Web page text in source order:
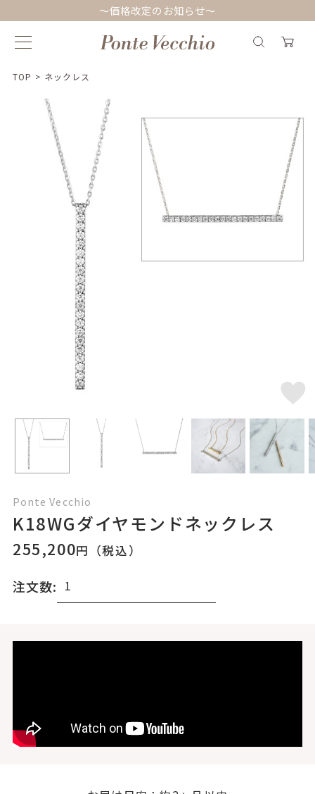
～価格改定のお知らせ～
TOP > ネックレス
Ponte Vecchio
K18WGダイヤモンドネックレス
255,200円（税込）
注文数: